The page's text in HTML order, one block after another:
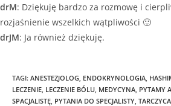
drM: Dziękuję bardzo za rozmowę i
rozjaśnienie wszelkich wątpliwości 🙂
drJM: Ja również dziękuję.
TAGI: ANESTEZJOLOG ENDOKRYNOLOGIA
LECZENIE LECZENIE BÓLU MEDYCYNA PYTAMY
SPACJALISTĘ PYTANIA DO SPECJALISTY TARCZYCA